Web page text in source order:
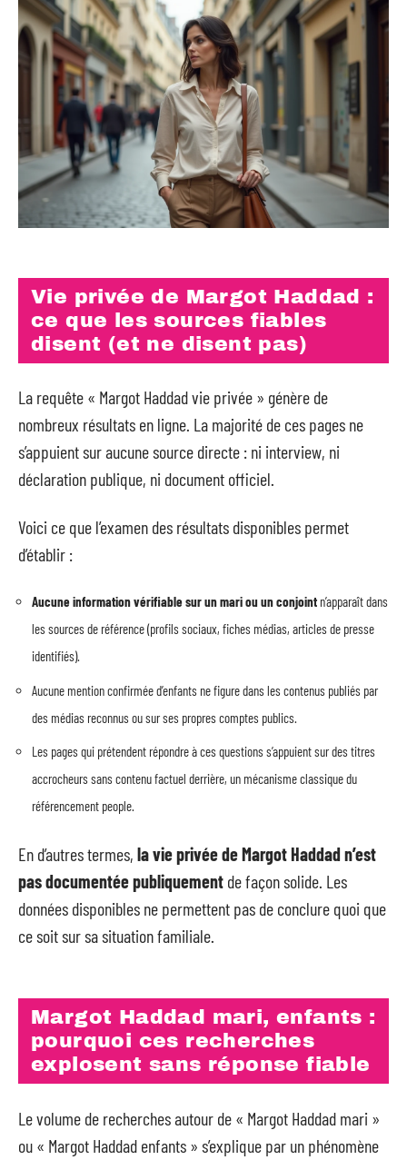
Vie privée de Margot Haddad :
ce que les sources fiables
disent (et ne disent pas)
La requête « Margot Haddad vie privée » génère de
nombreux résultats en ligne. La majorité de ces pages ne
s’appuient sur aucune source directe : ni interview, ni
déclaration publique, ni document officiel.
Voici ce que l’examen des résultats disponibles permet
d’établir :
Aucune information vérifiable sur un mari ou un conjoint n’apparaît dans
les sources de référence (profils sociaux, fiches médias, articles de presse
identifiés).
Aucune mention confirmée d’enfants ne figure dans les contenus publiés par
des médias reconnus ou sur ses propres comptes publics.
Les pages qui prétendent répondre à ces questions s’appuient sur des titres
accrocheurs sans contenu factuel derrière, un mécanisme classique du
référencement people.
En d’autres termes, la vie privée de Margot Haddad n’est
pas documentée publiquement de façon solide. Les
données disponibles ne permettent pas de conclure quoi que
ce soit sur sa situation familiale.
Margot Haddad mari, enfants :
pourquoi ces recherches
explosent sans réponse fiable
Le volume de recherches autour de « Margot Haddad mari »
ou « Margot Haddad enfants » s’explique par un phénomène